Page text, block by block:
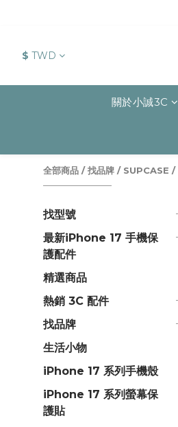
$ TWD
關於小誠3C
全部商品 /找品牌 / SUPCASE /
找型號
最新iPhone 17 手機保
護配件
精選商品
熱銷 3C 配件
找品牌
生活小物
iPhone 17 系列手機殼
iPhone 17 系列螢幕保
護貼